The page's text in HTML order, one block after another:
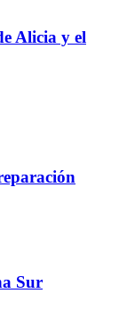
Alicia y el
Sur